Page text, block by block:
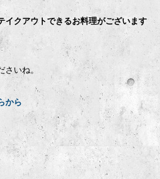
イクアウトできるお料理がございます
さいね。
から